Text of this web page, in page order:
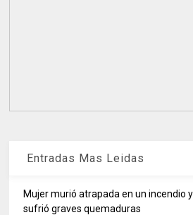
Entradas Mas Leidas
Mujer murió atrapada en un incendio
sufrió graves quemaduras